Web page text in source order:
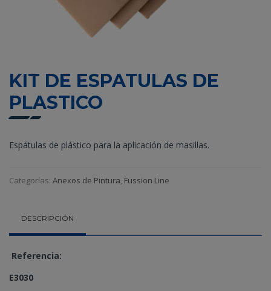
KIT DE ESPATULAS DE
PLASTICO
Espátulas de plástico para la aplicación de masillas.
Categorías: Anexos de Pintura Fussion Line
DESCRIPCIÓN
Referencia:
E3030